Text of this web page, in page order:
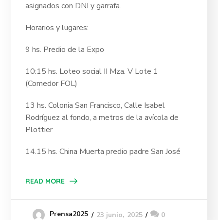
asignados con DNI y garrafa.
Horarios y lugares:
9 hs. Predio de la Expo
10:15 hs. Loteo social II Mza. V Lote 1
(Comedor FOL)
13 hs. Colonia San Francisco, Calle Isabel
Rodríguez al fondo, a metros de la avícola de
Plottier
14.15 hs. China Muerta predio padre San José
READ MORE
Prensa2025 23 junio, 2025 0